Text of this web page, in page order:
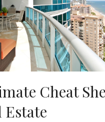
Cheat
Estate